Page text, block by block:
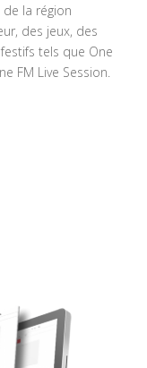
de la région
des jeux, des
tels que One
FM Live Session.